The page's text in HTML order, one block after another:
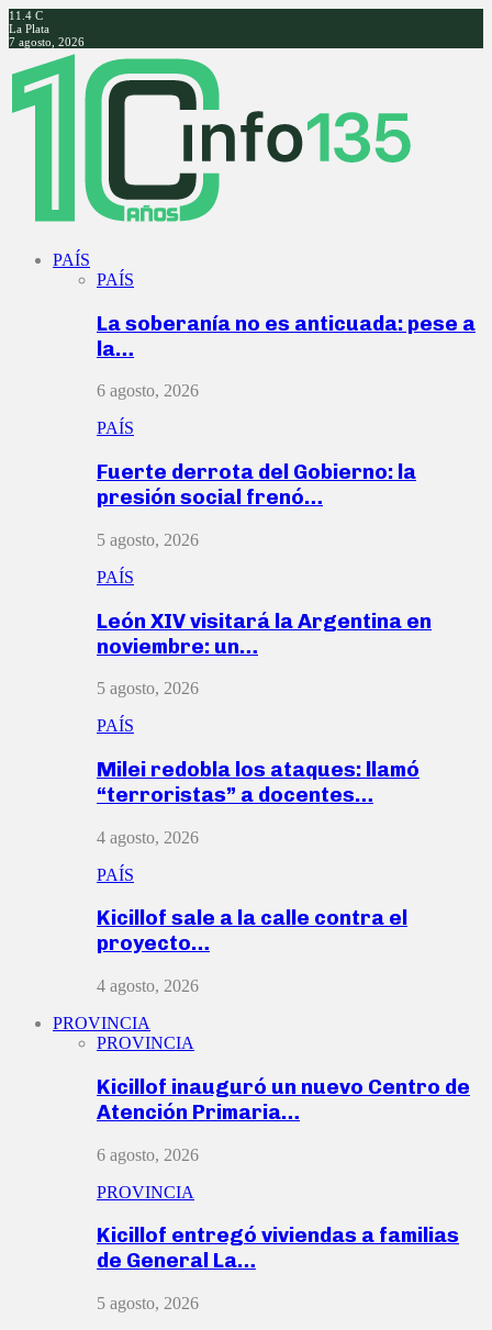
11.4 C
La Plata
7 agosto, 2026
Facebook
Twitter
Instagram
Youtube
PAÍS
PAÍS
La soberanía no es anticuada: pese a
la…
6 agosto, 2026
PAÍS
Fuerte derrota del Gobierno: la
presión social frenó…
5 agosto, 2026
PAÍS
León XIV visitará la Argentina en
noviembre: un…
5 agosto, 2026
PAÍS
Milei redobla los ataques: llamó
“terroristas” a docentes…
4 agosto, 2026
PAÍS
Kicillof sale a la calle contra el
proyecto…
4 agosto, 2026
PROVINCIA
PROVINCIA
Kicillof inauguró un nuevo Centro de
Atención Primaria…
6 agosto, 2026
PROVINCIA
Kicillof entregó viviendas a familias
de General La…
5 agosto, 2026